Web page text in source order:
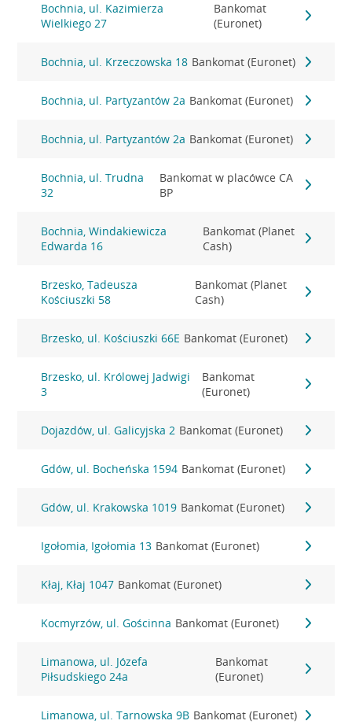
Bochnia, ul. Kazimierza
Wielkiego 27
Bankomat
(Euronet)
Bochnia, ul. Krzeczowska 18 Bankomat (Euronet)
Bochnia, ul. Partyzantów 2a Bankomat (Euronet)
Bochnia, ul. Partyzantów 2a Bankomat (Euronet)
Bochnia, ul. Trudna
32
Bankomat w placówce CA
BP
Bochnia, Windakiewicza
Edwarda 16
Bankomat (Planet
Cash)
Brzesko, Tadeusza
Kościuszki 58
Bankomat (Planet
Cash)
Brzesko, ul. Kościuszki 66E Bankomat (Euronet)
Brzesko, ul. Królowej Jadwigi
3
Bankomat
(Euronet)
Dojazdów, ul. Galicyjska 2 Bankomat (Euronet)
Gdów, ul. Bocheńska 1594 Bankomat (Euronet)
Gdów, ul. Krakowska 1019 Bankomat (Euronet)
Igołomia, Igołomia 13 Bankomat (Euronet)
Kłaj, Kłaj 1047 Bankomat (Euronet)
Kocmyrzów, ul. Gościnna Bankomat (Euronet)
Limanowa, ul. Józefa
Piłsudskiego 24a
Bankomat
(Euronet)
Limanowa, ul. Tarnowska 9B Bankomat (Euronet)